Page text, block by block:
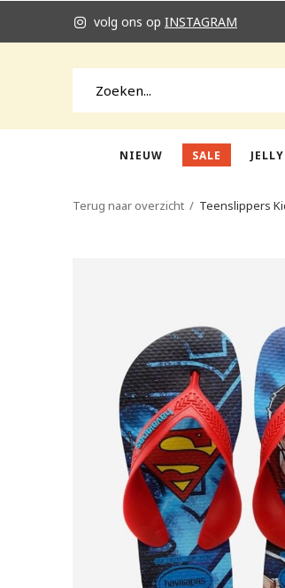
NIEUW SALE
volg ons op INSTAGRAM
Terug naar overzicht Teenslippers